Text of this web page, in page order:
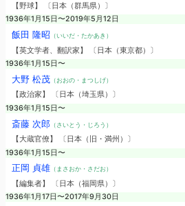
【野球】 〔日本（群馬県）〕
1936年1月15日〜2019年5月12日
飯田 隆昭 （いいだ・たかあき）
【英文学者、翻訳家】 〔日本（東京都）〕
1936年1月15日〜
大野 松茂（おおの・まつしげ）
【政治家】 〔日本（埼玉県）〕
1936年1月15日〜
斎藤 次郎（さいとう・じろう）
【大蔵官僚】 〔日本（旧・満州）〕
1936年1月15日〜
正岡 貞雄（まさおか・さだお）
【編集者】 〔日本（福岡県）〕
1936年1月17日〜2017年9月30日